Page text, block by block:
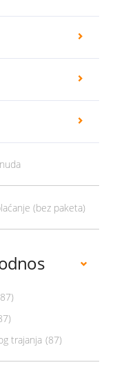
(bez paketa)
trajanja (87)